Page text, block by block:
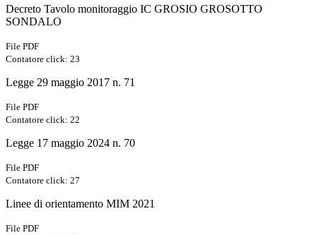
Decreto Tavolo monitoraggio IC GROSIO GROSOTTO
SONDALO
File PDF
Contatore click: 23
Legge 29 maggio 2017 n. 71
File PDF
Contatore click: 22
Legge 17 maggio 2024 n. 70
File PDF
Contatore click: 27
Linee di orientamento MIM 2021
File PDF